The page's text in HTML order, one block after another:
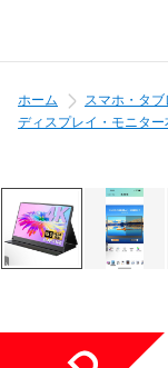
ホーム スマホ・タ
ディスプレイ・モニター